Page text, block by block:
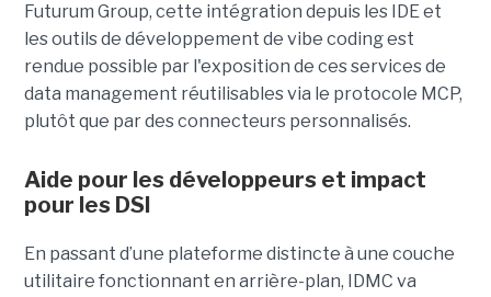
Futurum Group, cette intégration depuis les IDE et
les outils de développement de vibe coding est
rendue possible par l'exposition de ces services de
data management réutilisables via le protocole MCP,
plutôt que par des connecteurs personnalisés.
Aide pour les développeurs et impact
pour les DSI
En passant d’une plateforme distincte à une couche
utilitaire fonctionnant en arrière-plan, IDMC va